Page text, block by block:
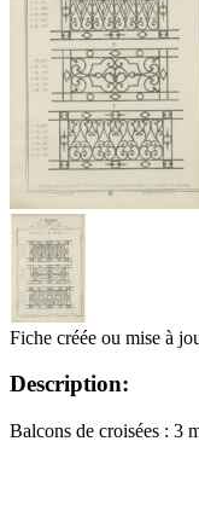
Fiche créée ou mise à
Description:
Balcons de croisées : 3